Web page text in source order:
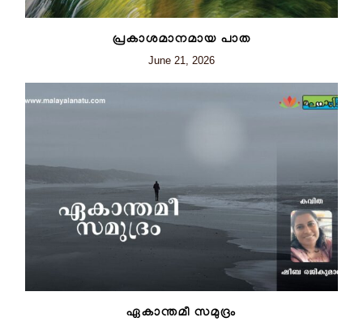
പ്രകാശമാനമായ പാത
June 21, 2026
ഏകാന്തമീ സമുദ്രം